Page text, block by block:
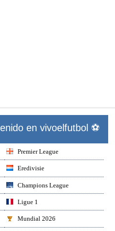
en vivoelfutbol ⚽
Premier League
Eredivisie
Champions League
Ligue 1
Mundial 2026